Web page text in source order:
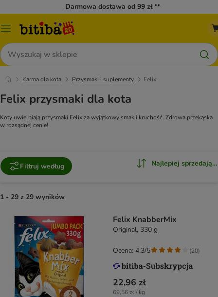
Darmowa dostawa od 99 zł **
Menu
Szukaj
Karma dla kota Przysmaki i suplementy Felix
Felix przysmaki dla kota
Koty uwielbiają przysmaki Felix za wyjątkowy smak i kruchość. Zdrowa przekąska
w rozsądnej cenie!
Filtruj według Najlepiej
1 - 29 z 29 wyników
Felix KnabberMix
Original, 330 g
22,96 zł
69,56 zł / kg
Ocena: 4.3/5 (20)